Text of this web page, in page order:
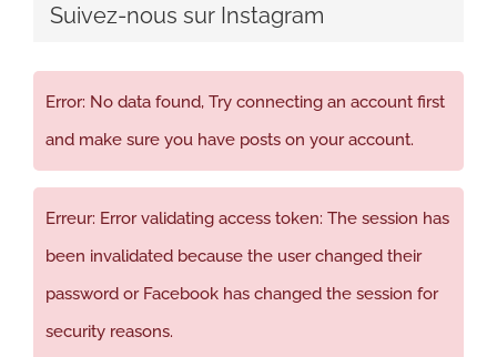
Suivez-nous sur Instagram
Error: No data found, Try connecting an account first
and make sure you have posts on your account.
Erreur: Error validating access token: The session has
been invalidated because the user changed their
password or Facebook has changed the session for
security reasons.